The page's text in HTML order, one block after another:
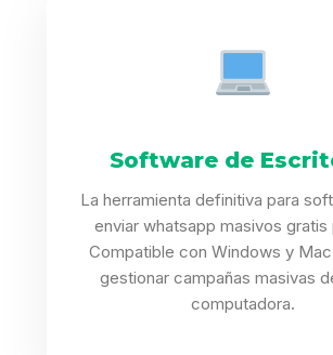
Software de
La herramienta definitiva para
enviar whatsapp masivos gratis
Compatible con Windows y
gestionar campañas masivas
computadora.